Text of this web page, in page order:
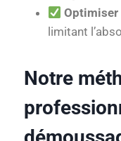
Optimiser
limitant
Notre